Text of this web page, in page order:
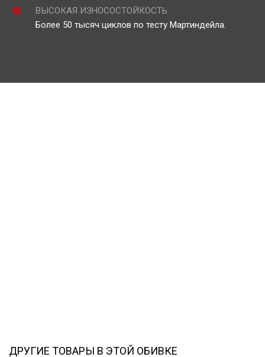
ВЫСОКАЯ ИЗНОСОСТОЙКОСТЬ
Более 50 тысяч циклов по тесту Мартиндейла.
ДРУГИЕ ТОВАРЫ В ЭТОЙ ОБИВКЕ